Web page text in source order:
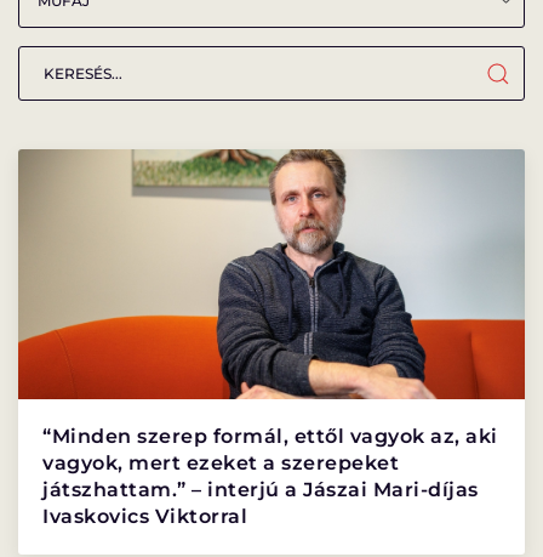
PROGRAMISMERTETŐ
PROGRAMOK
LÁZÁR ERVIN
PROGRAM
HATÁRTALAN
“Minden szerep formál, ettől vagyok az, aki
vagyok, mert ezeket a szerepeket
játszhattam.” – interjú a Jászai Mari-díjas
Ivaskovics Viktorral